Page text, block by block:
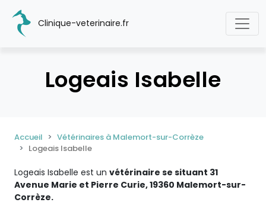
Clinique-veterinaire.fr
Logeais Isabelle
Accueil
Vétérinaires à Malemort-sur-Corrèze
Logeais Isabelle
Logeais Isabelle est un vétérinaire se situant 31
Avenue Marie et Pierre Curie, 19360 Malemort-sur-
Corrèze.